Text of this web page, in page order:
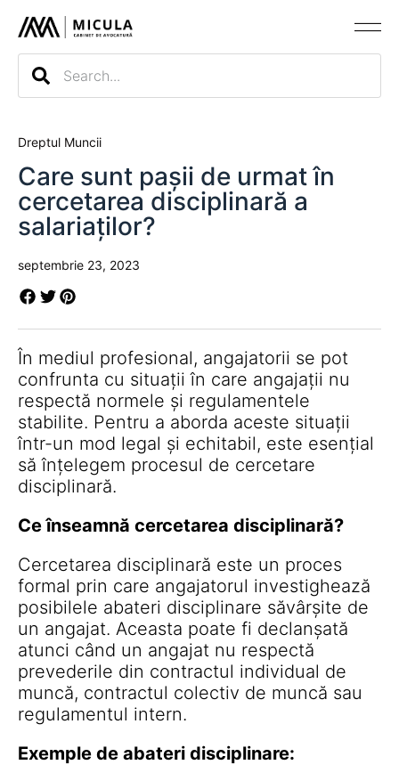
Dreptul Muncii
Care sunt pașii de urmat în
cercetarea disciplinară a
salariaților?
septembrie 23, 2023
În mediul profesional, angajatorii se pot
confrunta cu situații în care angajații nu
respectă normele și regulamentele
stabilite. Pentru a aborda aceste situații
într-un mod legal și echitabil, este esențial
să înțelegem procesul de cercetare
disciplinară.
Ce înseamnă cercetarea disciplinară?
Cercetarea disciplinară este un proces
formal prin care angajatorul investighează
posibilele abateri disciplinare săvârșite de
un angajat. Aceasta poate fi declanșată
atunci când un angajat nu respectă
prevederile din contractul individual de
muncă, contractul colectiv de muncă sau
regulamentul intern.
Exemple de abateri disciplinare: